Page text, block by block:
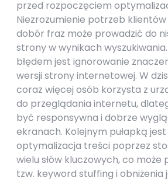
przed rozpoczęciem
Niezrozumienie potrzeb klientów
dobór fraz może prowadzić do
strony w wynikach
błędem jest ignorowanie
wersji strony internetowej. W
coraz więcej osób korzysta z
do przeglądania internetu,
być responsywna i dobrze
ekranach. Kolejnym pułapką
optymalizacja treści poprzez
wielu słów kluczowych, co może
tzw. keyword stuffing i obniżenia